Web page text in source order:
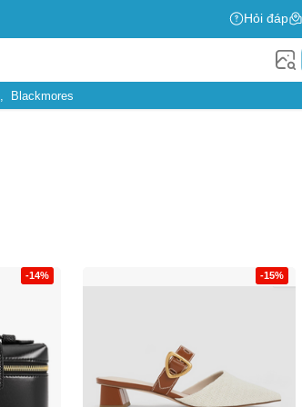
Hỏi đáp
Blackmores
-14% -15%